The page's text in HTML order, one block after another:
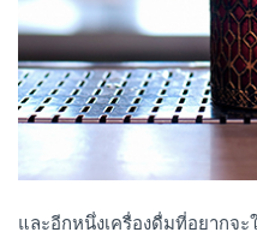
และอีกหนึ่งเครื่องดื่มที่อยากจ